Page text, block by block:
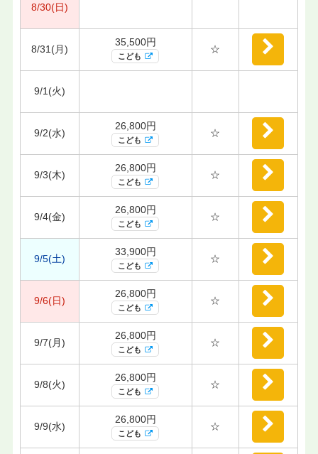
8/30(日)
8/31(月)
35,500円
こども
☆
9/1(火)
9/2(水)
26,800円
こども
☆
9/3(木)
26,800円
こども
☆
9/4(金)
26,800円
こども
☆
9/5(土)
33,900円
こども
☆
9/6(日)
26,800円
こども
☆
9/7(月)
26,800円
こども
☆
9/8(火)
26,800円
こども
☆
9/9(水)
26,800円
こども
☆